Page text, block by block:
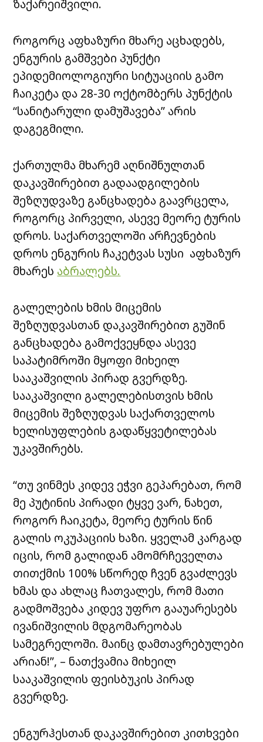
ზაქარეიშვილი.
როგორც აფხაზური მხარე აცხადებს,
ენგურის გამშვები პუნქტი
ეპიდემიოლოგიური სიტუაციის გამო
ჩაიკეტა და 28-30 ოქტომბერს პუნქტის
“სანიტარული დამუშავება” არის
დაგეგმილი.
ქართულმა მხარემ აღნიშნულთან
დაკავშირებით გადაადგილების
შეზღუდვაზე განცხადება გაავრცელა,
როგორც პირველი, ასევე მეორე ტურის
დროს. საქართველოში არჩევნების
დროს ენგურის ჩაკეტვას სუსი აფხაზურ
მხარეს აბრალებს.
გალელების ხმის მიცემის
შეზღუდვასთან დაკავშირებით გუშინ
განცხადება გამოქვეყნდა ასევე
საპატიმროში მყოფი მიხეილ
სააკაშვილის პირად გვერდზე.
სააკაშვილი გალელებისთვის ხმის
მიცემის შეზღუდვას საქართველოს
ხელისუფლების გადაწყვეტილებას
უკავშირებს.
“თუ ვინმეს კიდევ ეჭვი გეპარებათ, რომ
მე პუტინის პირადი ტყვე ვარ, ნახეთ,
როგორ ჩაიკეტა, მეორე ტურის წინ
გალის ოკუპაციის ხაზი. ყველამ კარგად
იცის, რომ გალიდან ამომრჩეველთა
თითქმის 100% სწორედ ჩვენ გვაძლევს
ხმას და ახლაც ჩათვალეს, რომ მათი
გადმოშვება კიდევ უფრო გააუარესებს
ივანიშვილის მდგომარეობას
სამეგრელოში. მაინც დამთავრებულები
არიან!”, – ნათქვამია მიხეილ
სააკაშვილის ფეისბუკის პირად
გვერდზე.
ენგურჰესთან დაკავშირებით კითხვები